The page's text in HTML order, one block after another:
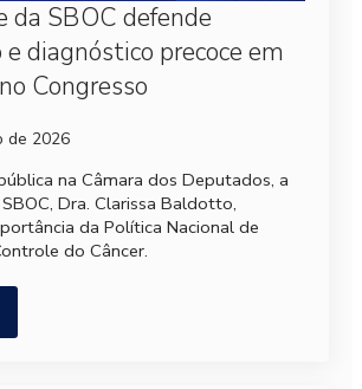
da SBOC defende
diagnóstico precoce em
Congresso
de 2026
na Câmara dos Deputados, a
Dra. Clarissa Baldotto,
da Política Nacional de
do Câncer.